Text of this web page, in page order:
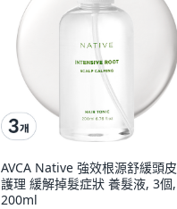
AVCA Native 強效根源舒緩頭皮
護理 緩解掉髮症狀 養髮液, 3個,
200ml